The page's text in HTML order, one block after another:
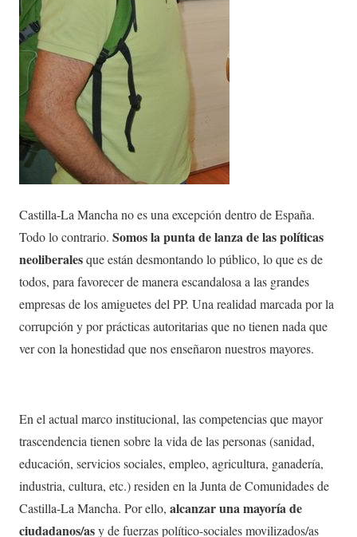
Castilla-La Mancha no es una excepción dentro de España.
Todo lo contrario. Somos la punta de lanza de las políticas
neoliberalesque están desmontando lo público, lo que es de
todos, para favorecer de manera escandalosa a las grandes
empresas de los amiguetes del PP. Una realidad marcada por la
corrupción y por prácticas autoritarias que no tienen nada que
ver con la honestidad que nos enseñaron nuestros mayores.
En el actual marco institucional, las competencias que mayor
trascendencia tienen sobre la vida de las personas (sanidad,
educación, servicios sociales, empleo, agricultura, ganadería,
industria, cultura, etc.) residen en la Junta de Comunidades de
Castilla-La Mancha. Por ello, alcanzar una mayoría de
ciudadanos/asy de fuerzas político-sociales movilizados/as